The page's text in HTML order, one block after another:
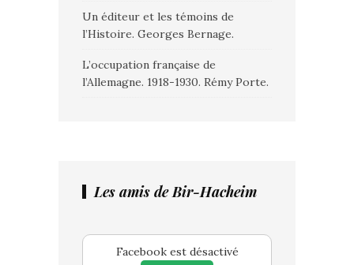
Un éditeur et les témoins de
l’Histoire. Georges Bernage.
L’occupation française de
l’Allemagne. 1918-1930. Rémy Porte.
Les amis de Bir-Hacheim
Facebook est désactivé